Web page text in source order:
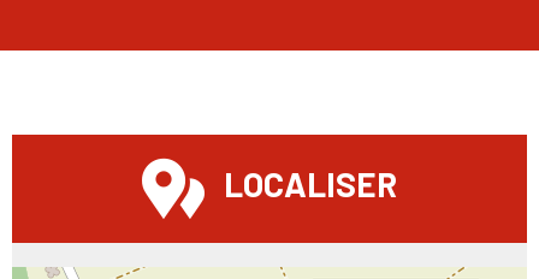
LOCALISER